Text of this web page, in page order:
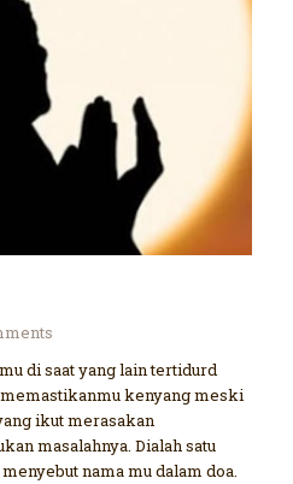
di saat yang lain tertidurd
kenyang meski
ikut merasakan
masalahnya. Dialah satu
nama mu dalam doa.